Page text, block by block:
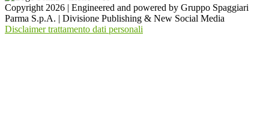
Copyright 2026 | Engineered and powered by Gruppo Spaggiari
Parma S.p.A. | Divisione Publishing & New Social Media
Disclaimer trattamento dati personali